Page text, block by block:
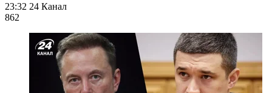
23:32 24 Канал
862